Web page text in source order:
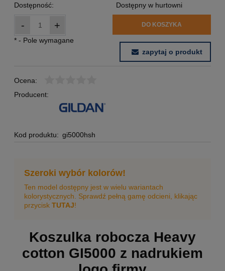
Dostępność: Dostępny w hurtowni
- + DO KOSZYKA
* - Pole wymagane
zapytaj o produkt
Ocena:
Producent:
Kod produktu: gi5000hsh
Szeroki wybór kolorów!
Ten model dostępny jest w wielu wariantach
kolorystycznych. Sprawdź pełną gamę odcieni, klikając
przycisk TUTAJ!
Koszulka robocza Heavy
cotton GI5000 z nadrukiem